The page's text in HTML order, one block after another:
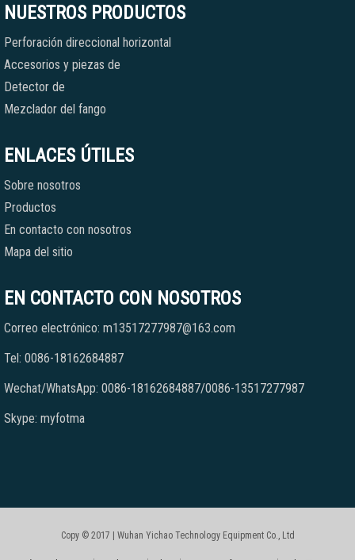
NUESTROS PRODUCTOS
Perforación direccional horizontal
Accesorios y piezas de
Detector de
Mezclador del fango
ENLACES ÚTILES
Sobre nosotros
Productos
En contacto con nosotros
Mapa del sitio
EN CONTACTO CON NOSOTROS
Correo electrónico: m13517277987@163.com
Tel: 0086-18162684887
Wechat/WhatsApp: 0086-18162684887/0086-13517277987
Skype: myfotma
Copy © 2017 | Wuhan Yichao Technology Equipment Co., Ltd